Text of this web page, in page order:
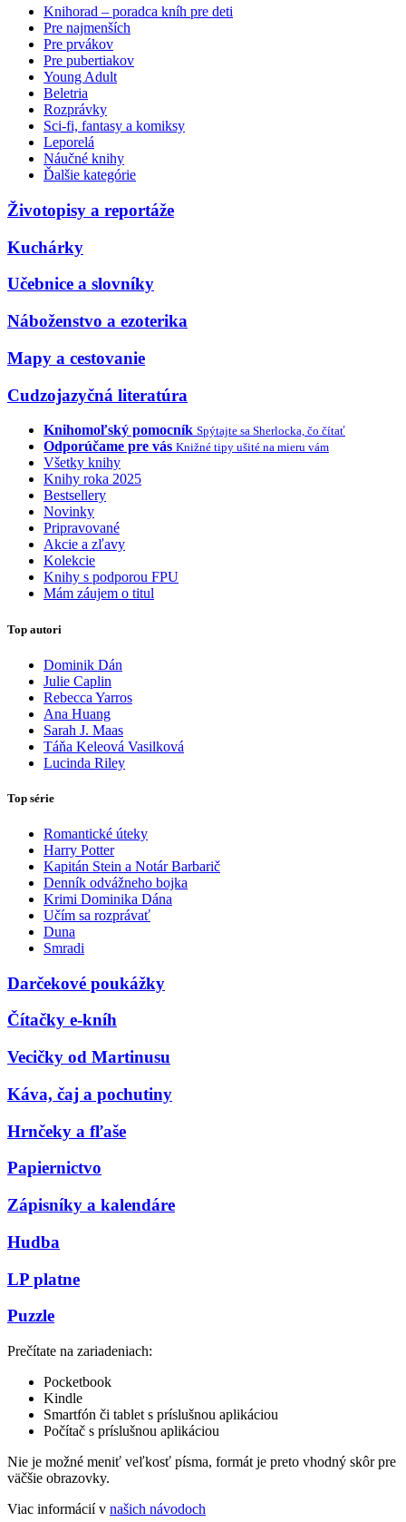
Knihorad – poradca kníh pre deti
Pre najmenších
Pre prvákov
Pre pubertiakov
Young Adult
Beletria
Rozprávky
Sci-fi, fantasy a komiksy
Leporelá
Náučné knihy
Ďalšie kategórie
Životopisy a reportáže
Kuchárky
Učebnice a slovníky
Náboženstvo a ezoterika
Mapy a cestovanie
Cudzojazyčná literatúra
Knihomoľský pomocník Spýtajte sa Sherlocka, čo čítať
Odporúčame pre vás Knižné tipy ušité na mieru vám
Všetky knihy
Knihy roka 2025
Bestsellery
Novinky
Pripravované
Akcie a zľavy
Kolekcie
Knihy s podporou FPU
Mám záujem o titul
Top autori
Dominik Dán
Julie Caplin
Rebecca Yarros
Ana Huang
Sarah J. Maas
Táňa Keleová Vasilková
Lucinda Riley
Top série
Romantické úteky
Harry Potter
Kapitán Stein a Notár Barbarič
Denník odvážneho bojka
Krimi Dominika Dána
Učím sa rozprávať
Duna
Smradi
Darčekové poukážky
Čítačky e-kníh
Vecičky od Martinusu
Káva, čaj a pochutiny
Hrnčeky a fľaše
Papiernictvo
Zápisníky a kalendáre
Hudba
LP platne
Puzzle
Prečítate na zariadeniach:
Pocketbook
Kindle
Smartfón či tablet s príslušnou aplikáciou
Počítač s príslušnou aplikáciou
Nie je možné meniť veľkosť písma, formát je preto vhodný skôr pre
väčšie obrazovky.
Viac informácií v našich návodoch